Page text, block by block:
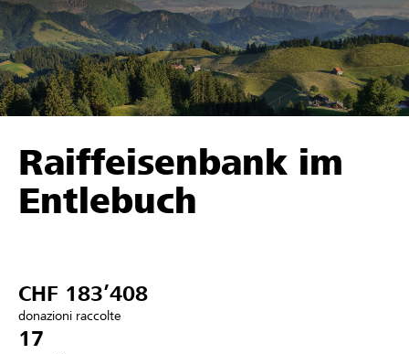
Sostenere
Aiuto & supporto
Trova progetti e organizzazioni
Inizia ora
Raiffeisenbank im
Entlebuch
CHF 183’408
donazioni raccolte
17